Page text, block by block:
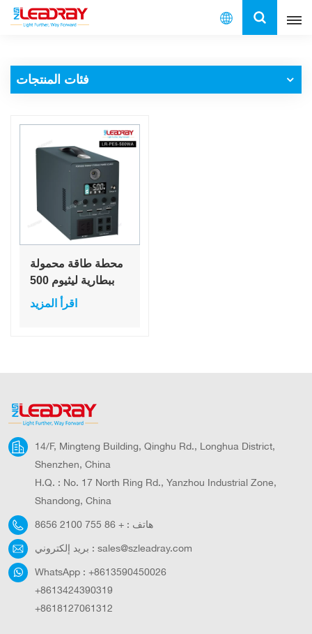
العربية
فئات المنتجات
محطة طاقة محمولة
ببطارية ليثيوم 500
واط من الشركة
المصنعة في الصين،
اقرأ المزيد
14/F, Mingteng Building, Qinghu Rd., Longhua District,
Shenzhen, China
H.Q. : No. 17 North Ring Rd., Yanzhou Industrial Zone,
Shandong, China
هاتف : + 86 755 2100 8656
بريد إلكتروني : sales@szleadray.com
WhatsApp : +8613590450026
+8613424390319
+8618127061312